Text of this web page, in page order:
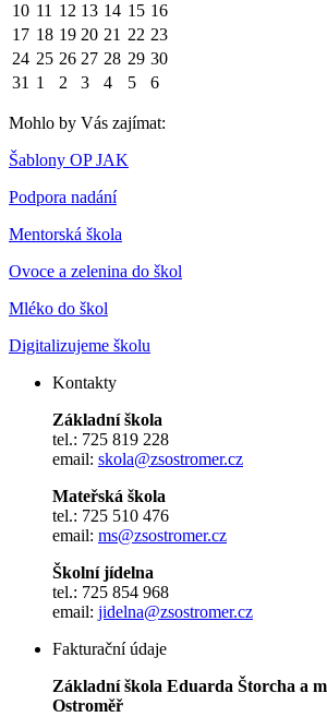
10 11 12 13 14 15 16
17 18 19 20 21 22 23
24 25 26 27 28 29 30
31 1 2 3 4 5 6
Mohlo by Vás zajímat:
Šablony OP JAK
Podpora nadání
Mentorská škola
Ovoce a zelenina do škol
Mléko do škol
Digitalizujeme školu
Kontakty
Základní škola
tel.: 725 819 228
email: skola@zsostromer.cz
Mateřská škola
tel.: 725 510 476
email: ms@zsostromer.cz
Školní jídelna
tel.: 725 854 968
email: jidelna@zsostromer.cz
Fakturační údaje
Základní škola Eduarda Štorcha a
Ostroměř